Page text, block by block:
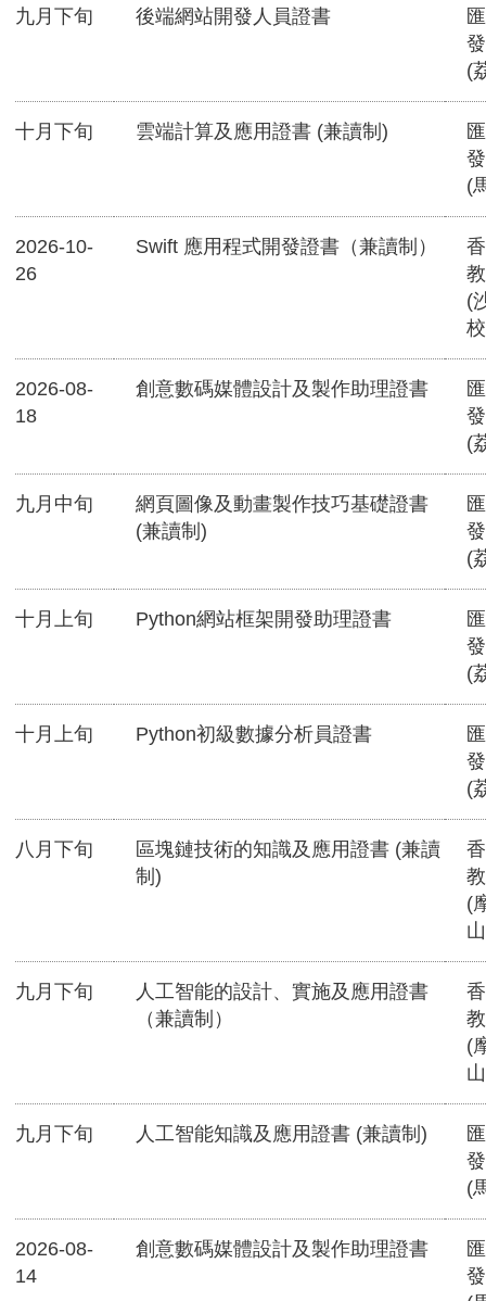
九月下旬 後端網站開發人員證書
(
十月下旬 雲端計算及應用證書 (兼讀制)
(
2026-10-
26
Swift 應用程式開發證書（兼讀制）
(
2026-08-
18
創意數碼媒體設計及製作助理證書
(
九月中旬
網頁圖像及動畫製作技巧基礎證書
(兼讀制)
(
十月上旬 Python網站框架開發助理證書
(
十月上旬 Python初級數據分析員證書
(
八月下旬
區塊鏈技術的知識及應用證書 (兼讀
制)
(
九月下旬
人工智能的設計、實施及應用證書
（兼讀制）
(
九月下旬 人工智能知識及應用證書 (兼讀制)
(
2026-08-
14
創意數碼媒體設計及製作助理證書